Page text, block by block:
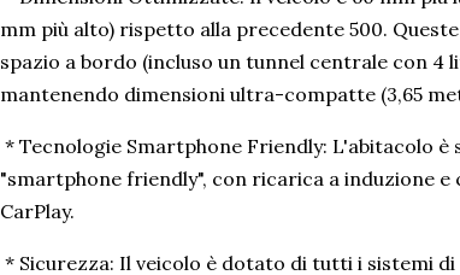
mm più alto) rispetto alla precedente 500.
spazio a bordo (incluso un tunnel centrale con 4
mantenendo dimensioni ultra-compatte (3,65
* Tecnologie Smartphone Friendly: L'abitacolo
"smartphone friendly", con ricarica a induzione
CarPlay.
* Sicurezza: Il veicolo è dotato di tutti i sistemi di